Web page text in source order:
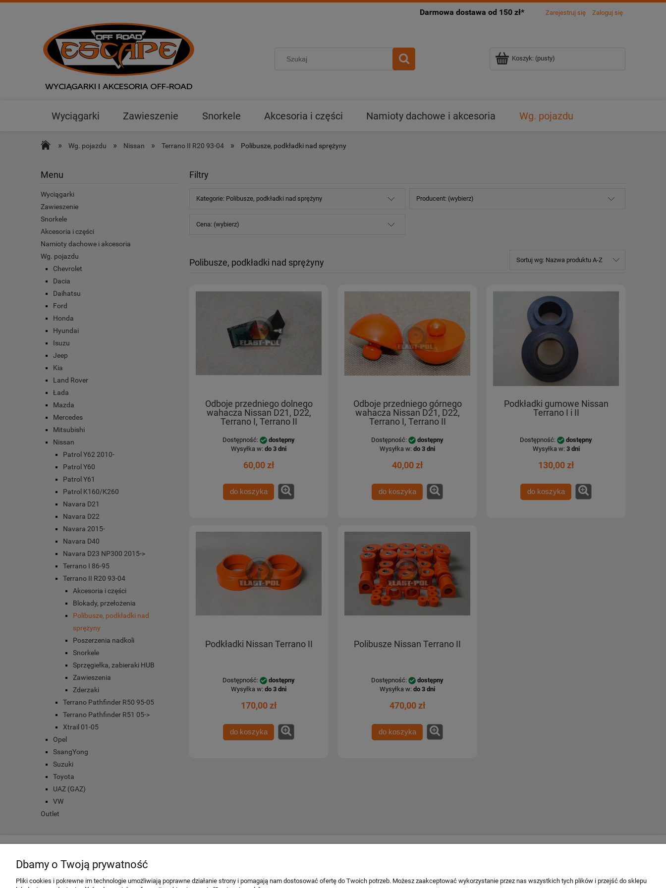
Darmowa dostawa od 150 zł* Zarejestruj się Zaloguj się
Koszyk: (pusty)
Wyciągarki Zawieszenie Snorkele Akcesoria i części Namioty dachowe i akcesoria
Wg. pojazdu
» Wg. pojazdu » Nissan » Terrano II R20 93-04 » Polibusze, podkładki nad sprężyny
Menu
Wyciągarki
Zawieszenie
Snorkele
Akcesoria i części
Namioty dachowe i akcesoria
Wg. pojazdu
Chevrolet
Dacia
Daihatsu
Ford
Honda
Hyundai
Isuzu
Jeep
Kia
Land Rover
Łada
Mazda
Mercedes
Mitsubishi
Nissan
Patrol Y62 2010-
Patrol Y60
Patrol Y61
Patrol K160/K260
Navara D21
Navara D22
Navara 2015-
Navara D40
Navara D23 NP300 2015->
Terrano I 86-95
Terrano II R20 93-04
Akcesoria i części
Blokady, przełożenia
Polibusze, podkładki nad
sprężyny
Poszerzenia nadkoli
Snorkele
Sprzęgiełka, zabieraki HUB
Zawieszenia
Zderzaki
Terrano Pathfinder R50 95-05
Terrano Pathfinder R51 05->
Xtrail 01-05
Opel
SsangYong
Suzuki
Toyota
UAZ (GAZ)
VW
Outlet
Filtry
Kategorie: Polibusze, podkładki nad sprężyny Producent: (wybierz)
Cena: (wybierz)
Polibusze, podkładki nad sprężyny Sortuj wg: Nazwa produktu A-Z
Odboje przedniego dolnego
wahacza Nissan D21, D22,
Terrano I, Terrano II
Dostępność:
dostępny
Wysyłka w: do 3 dni
60,00 zł
do koszyka
Odboje przedniego górnego
wahacza Nissan D21, D22,
Terrano I, Terrano II
Dostępność:
dostępny
Wysyłka w: do 3 dni
40,00 zł
do koszyka
Podkładki gumowe Nissan
Terrano I i II
Dostępność:
dostępny
Wysyłka w: 3 dni
130,00 zł
do koszyka
Podkładki Nissan Terrano II
Dostępność:
dostępny
Wysyłka w: do 3 dni
170,00 zł
do koszyka
Polibusze Nissan Terrano II
Dostępność:
dostępny
Wysyłka w: do 3 dni
470,00 zł
do koszyka
Twoje zamówienia
Ustawienia konta
Darmowa dostawa
Czas i koszty dostawy
Facebook
tel. 509 700 949
Dbamy o Twoją prywatność
Pliki cookies i pokrewne im technologie umożliwiają poprawne działanie strony i pomagają nam dostosować ofertę do Twoich potrzeb. Możesz zaakceptować wykorzystanie przez nas wszystkich tych plików i przejść do sklepu